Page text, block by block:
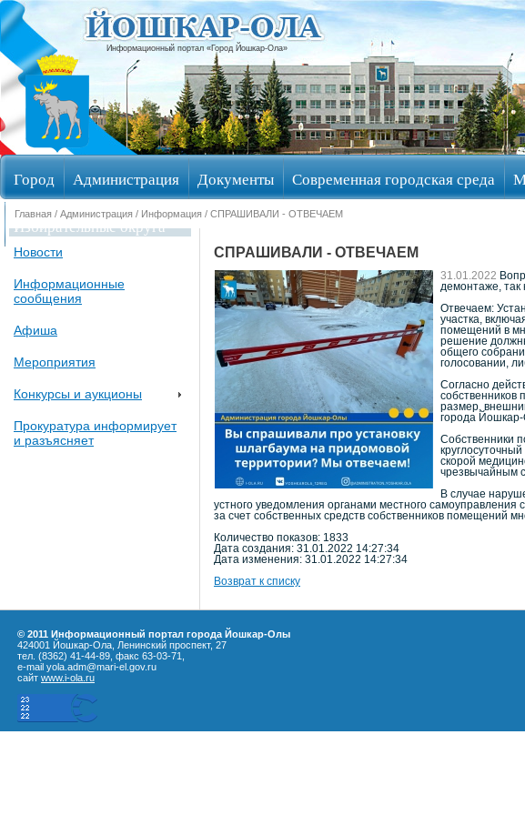
Информационный портал «Город Йошкар-Ола»
Город Администрация Документы Современная городская среда
Избирательные округа
Главная / Администрация / Информация / СПРАШИВАЛИ - ОТВЕЧАЕМ
Новости
Информационные
сообщения
Афиша
Мероприятия
Конкурсы и аукционы
Прокуратура информирует
и разъясняет
СПРАШИВАЛИ - ОТВЕЧАЕМ
31.01.2022
демонтаже, так
Отвечаем:
участка,
помещений в
решение
общего
голосовании,
Согласно
собственников
размер,
города Йошкар-
Собственники
скорой
чрезвычайным
В случае
устного уведомления органами местного
за счет собственных средств собственников помещений
Количество показов: 1833
Дата создания: 31.01.2022 14:27:34
Дата изменения: 31.01.2022 14:27:34
Возврат к списку
© 2011 Информационный портал города Йошкар-Олы
424001 Йошкар-Ола, Ленинский проспект, 27
тел. (8362) 41-44-89, факс 63-03-71,
e-mail yola.adm@mari-el.gov.ru
сайт www.i-ola.ru